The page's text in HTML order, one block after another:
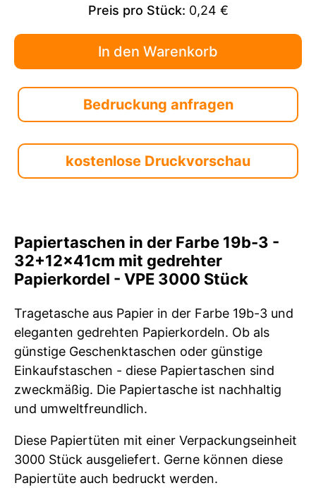
Preis pro Stück: 0,24 €
Bedruckung anfragen
kostenlose Druckvorschau
Papiertaschen in der Farbe 19b-3 -
32+12x41cm mit gedrehter
Papierkordel - VPE 3000 Stück
Tragetasche aus Papier in der Farbe 19b-3 und
eleganten gedrehten Papierkordeln. Ob als
günstige Geschenktaschen oder günstige
Einkaufstaschen - diese Papiertaschen sind
zweckmäßig. Die Papiertasche ist nachhaltig
und umweltfreundlich.
Diese Papiertüten mit einer Verpackungseinheit
3000 Stück ausgeliefert. Gerne können diese
Papiertüte auch bedruckt werden.